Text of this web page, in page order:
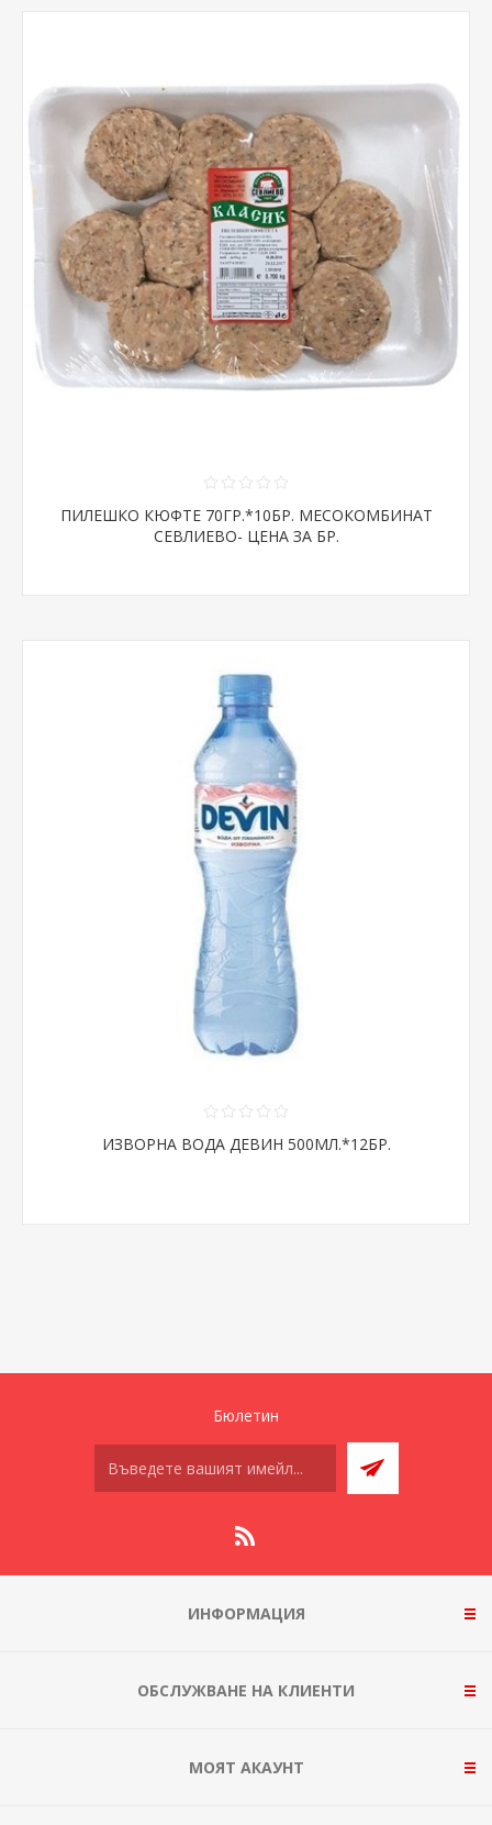
ПИЛЕШКО КЮФТЕ 70ГР.*10БР. МЕСОКОМБИНАТ
СЕВЛИЕВО- ЦЕНА ЗА БР.
ИЗВОРНА ВОДА ДЕВИН 500МЛ.*12БР.
Бюлетин
ИНФОРМАЦИЯ
ОБСЛУЖВАНЕ НА КЛИЕНТИ
МОЯТ АКАУНТ